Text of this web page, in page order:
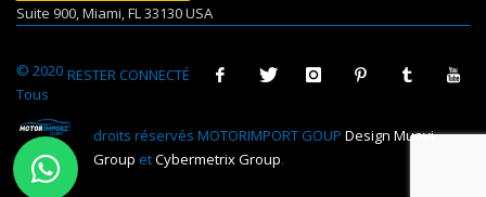
Suite 900, Miami, FL 33130 USA
RESTER CONNECTÉ
© 2020
Tous
droits réservés MOTORIMPORT GOUP Design Muovi
Group etCybermetrix Group.